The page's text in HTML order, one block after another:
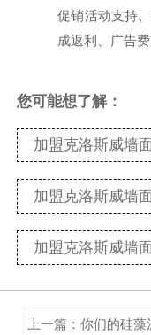
促销活动支持
成返利、广告费
您可能想了解：
加盟克洛斯威墙
加盟克洛斯威墙
加盟克洛斯威墙
上一篇：你们的硅